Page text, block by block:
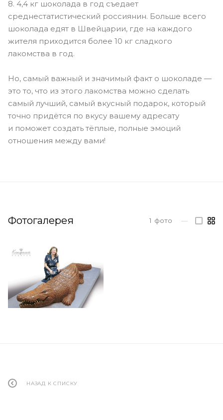
8. 4,4 кг шоколада в год съедает
среднестатистический россиянин. Больше всего
шоколада едят в Швейцарии, где на каждого
жителя приходится более 10 кг сладкого
лакомства в год.
Но, самый важный и значимый факт о шоколаде —
это то, что из этого лакомства можно сделать
самый лучший, самый вкусный подарок, который
точно придётся по вкусу вашему адресату
и поможет создать тёплые, полные эмоций
отношения между вами!
Фотогалерея 1 фото —
НАЗАД К СПИСКУ